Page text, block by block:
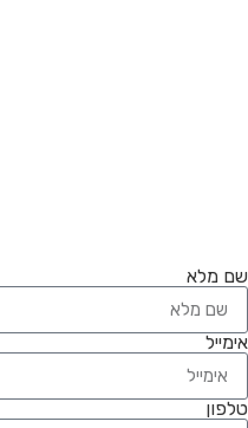
שם מלא
אימייל
טלפון